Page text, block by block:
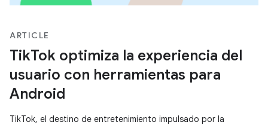
ARTICLE
TikTok optimiza la experiencia del
usuario con herramientas para
Android
TikTok, el destino de entretenimiento impulsado por la